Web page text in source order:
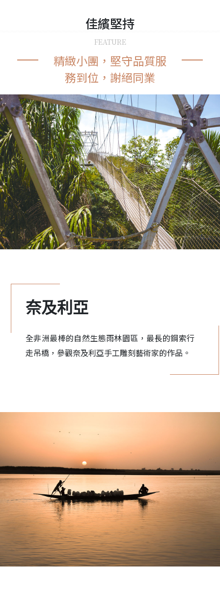
佳繽堅持
FEATURE
精緻小團，堅守品質服
務到位，謝絕同業
奈及利亞
全非洲最棒的自然生態雨林園區，最長的鋼索行
走吊橋，參觀奈及利亞手工雕刻藝術家的作品。